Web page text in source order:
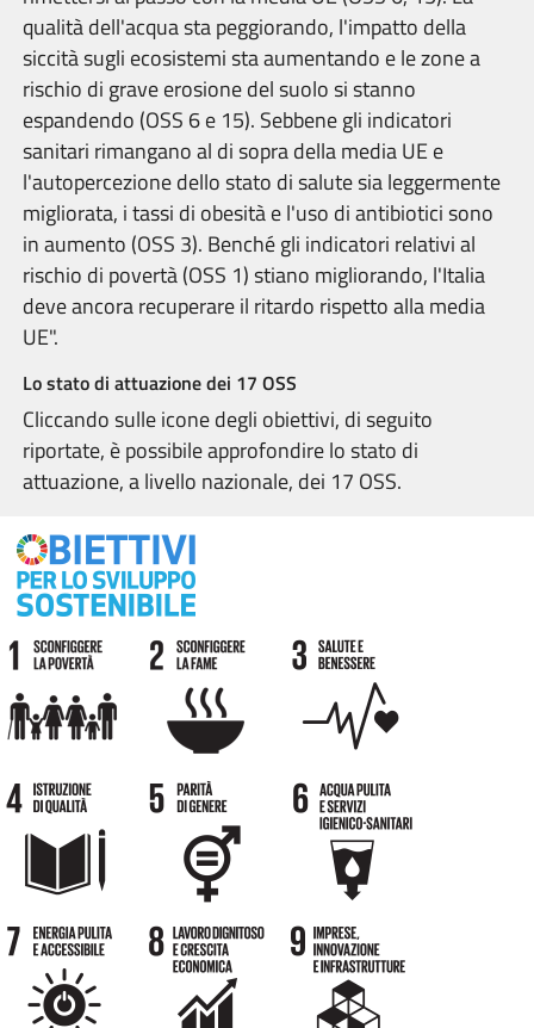
qualità dell'acqua sta peggiorando, l'impatto della
siccità sugli ecosistemi sta aumentando e le zone a
rischio di grave erosione del suolo si stanno
espandendo (OSS 6 e 15). Sebbene gli indicatori
sanitari rimangano al di sopra della media UE e
l'autopercezione dello stato di salute sia leggermente
migliorata, i tassi di obesità e l'uso di antibiotici sono
in aumento (OSS 3). Benché gli indicatori relativi al
rischio di povertà (OSS 1) stiano migliorando, l'Italia
deve ancora recuperare il ritardo rispetto alla media
UE".
Lo stato di attuazione dei 17 OSS
Cliccando sulle icone degli obiettivi, di seguito
riportate, è possibile approfondire lo stato di
attuazione, a livello nazionale, dei 17 OSS.